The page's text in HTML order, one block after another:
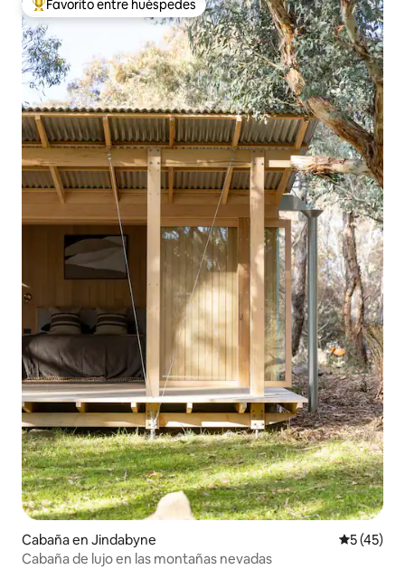
Favorito entre huéspedes preferido
Favorito entre huéspedes
Cabaña en Jindabyne
5 (45)
Cabaña de lujo en las montañas nevadas